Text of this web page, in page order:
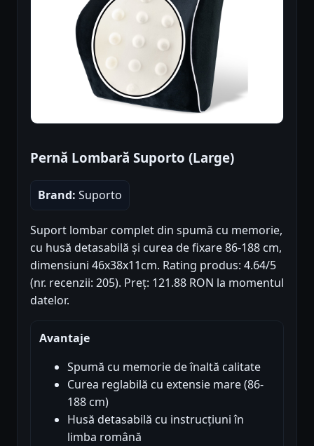
Pernă Lombară Suporto (Large)
Brand: Suporto
Suport lombar complet din spumă cu memorie,
cu husă detasabilă și curea de fixare 86-188 cm,
dimensiuni 46x38x11cm. Rating produs: 4.64/5
(nr. recenzii: 205). Preț: 121.88 RON la momentul
datelor.
Avantaje
Spumă cu memorie de înaltă calitate
Curea reglabilă cu extensie mare (86-
188 cm)
Husă detasabilă cu instrucțiuni în
limba română